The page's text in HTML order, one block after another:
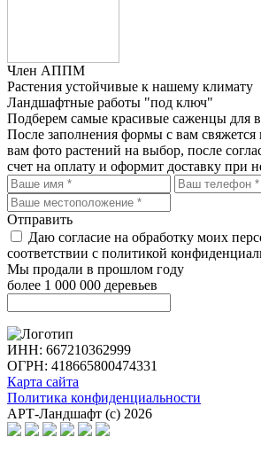
Член АППМ
Растения устойчивые к нашему климату
Ландшафтные работы "под ключ"
Подберем самые красивые саженцы для
После заполнения формы с вам
вам фото растений на выбор, после
счет на оплату и оформит доставку при
Отправить
Даю согласие на обработку моих
соответствии с политикой
Мы продали в прошлом году
более 1 000 000 деревьев
ИНН: 667210362999
ОГРН: 418665800474331
Карта сайта
Политика конфиденциальности
АРТ-Ландшафт (с) 2026